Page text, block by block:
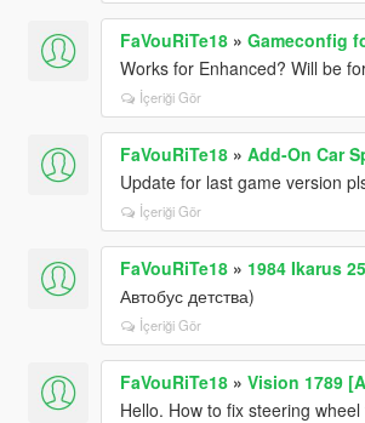
FaVouRiTe18» Gameconfig
Works for Enhanced? Will be
İçeriği Gör
FaVouRiTe18» Add-On Car
Update for last game version
İçeriği Gör
FaVouRiTe18» 1984 Ikarus
Автобус детства)
İçeriği Gör
FaVouRiTe18» Vision 1789
Hello. How to fix steering